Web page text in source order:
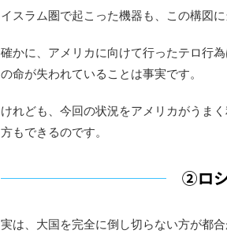
イスラム圏で起こった機器も、この構図
確かに、アメリカに向けて行ったテロ行
の命が失われていることは事実です。
けれども、今回の状況をアメリカがうま
方もできるのです。
②ロ
実は、大国を完全に倒し切らない方が都合